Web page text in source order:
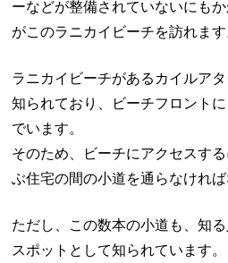
ーなどが整備されていないにも
がこのラニカイビーチを訪れます
ラニカイビーチがあるカイルア
知られており、ビーチフロント
でいます。
そのため、ビーチにアクセスす
ぶ住宅の間の小道を通らなければ
ただし、この数本の小道も、知
スポットとして知られています。